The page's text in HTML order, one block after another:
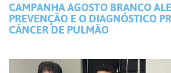
CAMPANHA AGOSTO BRANCO
PREVENÇÃO E O DIAGNÓSTICO
CÂNCER DE PULMÃO